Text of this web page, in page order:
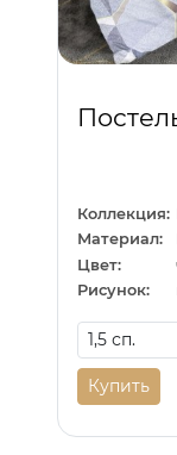
Коллекция:
Материал:
Цвет:
Рисунок:
Купить